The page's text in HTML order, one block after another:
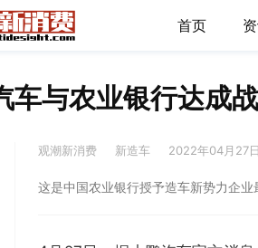
首页
车与农业银行达成
观潮新消费 新造车 2022年04月27
这是中国农业银行授予造车新势力企业